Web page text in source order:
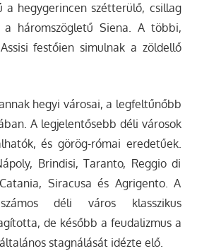
a hegygerincen szétterülő, csillag
háromszögletű Siena. A többi,
festőien simulnak a zöldellő
hegyi városai, a legfeltűnőbb
A legjelentősebb déli városok
és görög-római eredetűek.
Brindisi, Taranto, Reggio di
Siracusa és Agrigento. A
déli város klasszikus
de később a feudalizmus a
stagnálását idézte elő.